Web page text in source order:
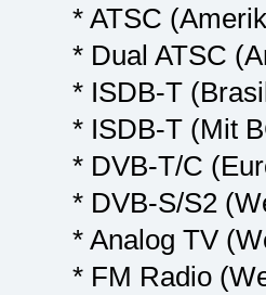
* ATSC
* Dual ATSC
* ISDB-T
* ISDB-T (Mit
* DVB-T/C
* DVB-S/S2
* Analog TV
* FM Radio